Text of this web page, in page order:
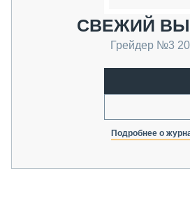
СВЕЖИЙ
Грейдер №3
Подробнее о